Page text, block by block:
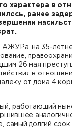
характера в
ранее
АЖУРа, на 35-
26 мая
в
от дома 4
работающий
долгий срок